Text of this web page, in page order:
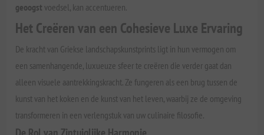
geoogst voedsel, kan accentueren.
Het Creëren van een Cohesieve Luxe Ervaring
De kracht van Griekse landschapskunstprints ligt in hun vermogen om
een samenhangende, luxueuze sfeer te creëren die verder gaat dan
alleen visuele aantrekkingskracht. Ze fungeren als een brug tussen de
kunst van het koken en de kunst van het leven, waarbij ze de omgeving
transformeren in een verlengstuk van uw culinaire filosofie.